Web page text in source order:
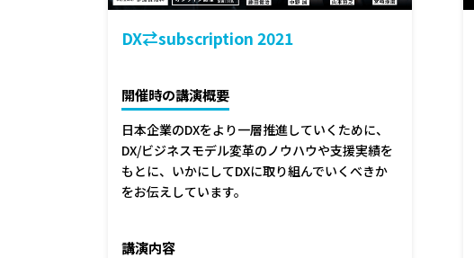
DX⇄subscription 2021
開催時の講演概要
日本企業のDXをより一層推進していくために、
DX/ビジネスモデル変革のノウハウや支援実績を
もとに、いかにしてDXに取り組んでいくべきか
をお伝えしています。
講演内容